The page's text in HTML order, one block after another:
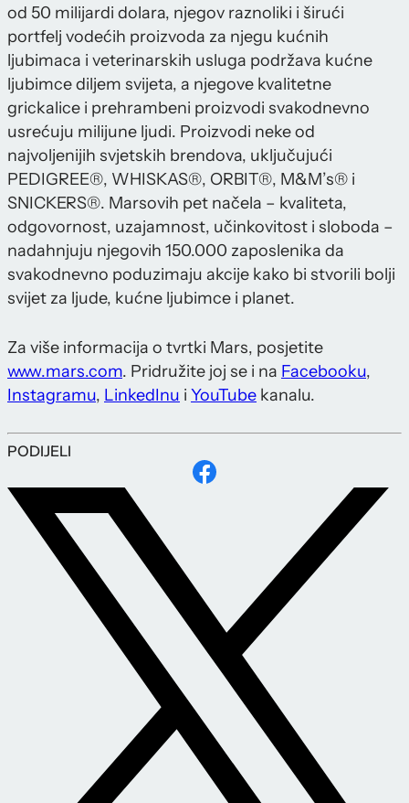
od 50 milijardi dolara, njegov raznoliki i širući
portfelj vodećih proizvoda za njegu kućnih
ljubimaca i veterinarskih usluga podržava kućne
ljubimce diljem svijeta, a njegove kvalitetne
grickalice i prehrambeni proizvodi svakodnevno
usrećuju milijune ljudi. Proizvodi neke od
najvoljenijih svjetskih brendova, uključujući
PEDIGREE®, WHISKAS®, ORBIT®, M&M’s® i
SNICKERS®. Marsovih pet načela – kvaliteta,
odgovornost, uzajamnost, učinkovitost i sloboda –
nadahnjuju njegovih 150.000 zaposlenika da
svakodnevno poduzimaju akcije kako bi stvorili bolji
svijet za ljude, kućne ljubimce i planet.
Za više informacija o tvrtki Mars, posjetite
www.mars.com. Pridružite joj se i na Facebooku,
Instagramu, LinkedInu i YouTube kanalu.
PODIJELI